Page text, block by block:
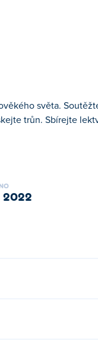
světa.
trůn. Sbírejte
2022